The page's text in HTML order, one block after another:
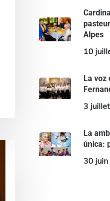
Alpes
10
La voz
3
La
única:
30